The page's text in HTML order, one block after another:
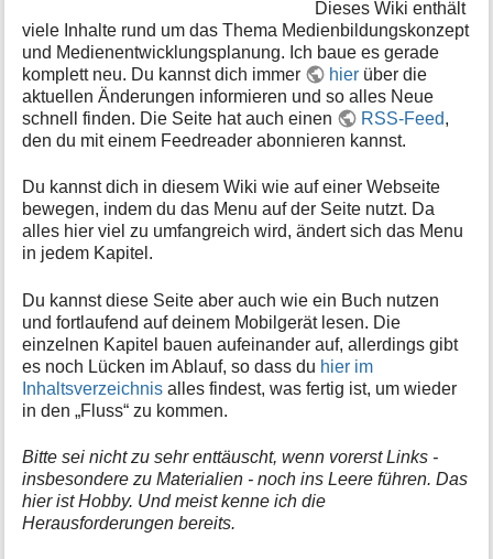
S
e
i
t
e
Dieses Wiki enthält
viele Inhalte rund um das Thema Medienbildungskonzept
und Medienentwicklungsplanung. Ich baue es gerade
komplett neu. Du kannst dich immer
hier über die
aktuellen Änderungen informieren und so alles Neue
schnell finden. Die Seite hat auch einen
RSS-Feed,
den du mit einem Feedreader abonnieren kannst.
Du kannst dich in diesem Wiki wie auf einer Webseite
bewegen, indem du das Menu auf der Seite nutzt. Da
alles hier viel zu umfangreich wird, ändert sich das Menu
in jedem Kapitel.
Du kannst diese Seite aber auch wie ein Buch nutzen
und fortlaufend auf deinem Mobilgerät lesen. Die
einzelnen Kapitel bauen aufeinander auf, allerdings gibt
es noch Lücken im Ablauf, so dass du hier im
Inhaltsverzeichnis alles findest, was fertig ist, um wieder
in den „Fluss“ zu kommen.
Bitte sei nicht zu sehr enttäuscht, wenn vorerst Links -
insbesondere zu Materialien - noch ins Leere führen. Das
hier ist Hobby. Und meist kenne ich die
Herausforderungen bereits.